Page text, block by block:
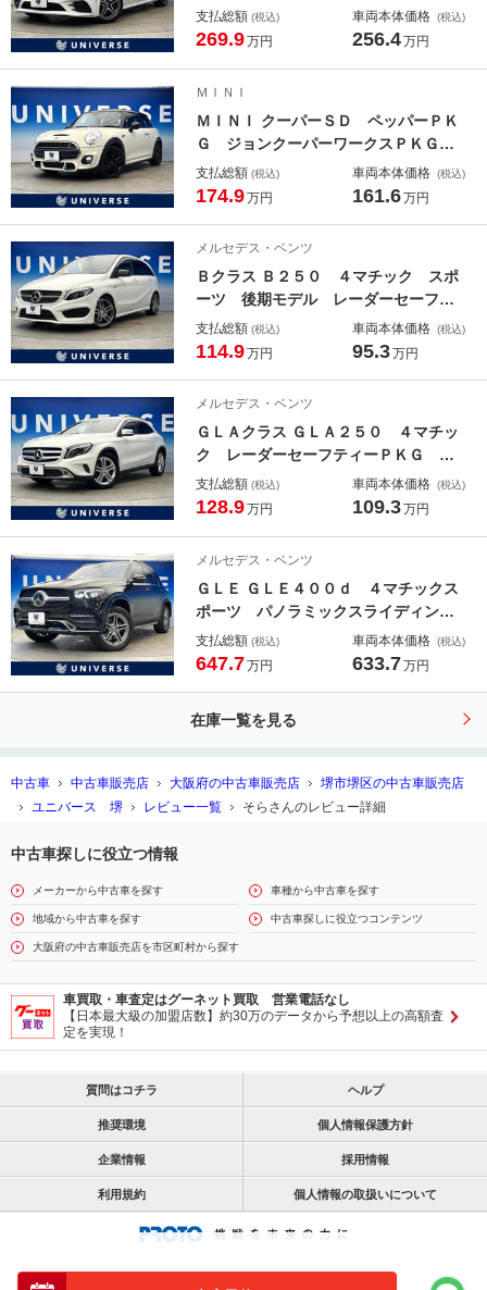
ディション 後期モデル 合皮コンビ
シート 前席パワーシート 前席シー
ドア ワイヤレスチャージング バッ
クカメラ プライバシーガラス 禁煙
車
支払総額 (税込)
269.9万円
車両本体価格 (税込)
256.4万円
ＭＩＮＩ
ＭＩＮＩ クーパーＳＤ ペッパーＰＫ
Ｇ ジョンクーパーワークスＰＫＧ
３ドア バックカメラ デュアルオー
トエアコン クリアランスソナー Ｌ
支払総額 (税込)
174.9万円
車両本体価格 (税込)
161.6万円
メルセデス・ベンツ
Ｂクラス Ｂ２５０ ４マチック スポ
ーツ 後期モデル レーダーセーフテ
ィパッケージ アダプティブクルーズ
コントロール ブラインドスポット
ンチアルミ ＬＥＤヘッドライト 禁
煙
支払総額 (税込)
114.9万円
車両本体価格 (税込)
95.3万円
メルセデス・ベンツ
ＧＬＡクラス ＧＬＡ２５０ ４マチッ
ク レーダーセーフティーＰＫＧ バ
リューパッケージプラス ハーフレザ
ーシート バックカメラ パワーバッ
ビ ｂｌｕｅｔｏｏｔｈ 禁煙車
支払総額 (税込)
128.9万円
車両本体価格 (税込)
109.3万円
メルセデス・ベンツ
ＧＬＥ ＧＬＥ４００ｄ ４マチックス
ポーツ パノラミックスライディング
ルーフ レーダーセーフティＰＫＧ
Ｂｕｒｍｅｓｔｅｒサウンドシステ
ィスプレイ 全周囲カメラ
支払総額 (税込)
647.7万円
車両本体価格 (税込)
633.7万円
在庫一覧を見る
中古車 中古車販売店 大阪府の中古車販売店
堺市堺区の中古車販売店
ユニバース 堺
レビュー一覧 そらさんのレビュー詳細
中古車探しに役立つ情報
メーカーから中古車を探す 車種から中古車を探す
地域から中古車を探す 中古車探しに役立つコンテンツ
大阪府の中古車販売店を市区町村から探す
車買取・車査定はグーネット買取 営業電話なし
【日本最大級の加盟店数】約30万のデータから予想以上の高額査
定を実現！
質問はコチラ ヘルプ
推奨環境 個人情報保護方針
企業情報 採用情報
利用規約 個人情報の取扱いについて